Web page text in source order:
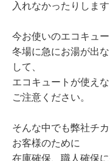
入れなかったりします
今お使いのエコキュ
冬場に急にお湯が出
して、
エコキュートが使え
ご注意ください。
そんな中でも弊社チ
お客様のために
在庫確保、職人確保に